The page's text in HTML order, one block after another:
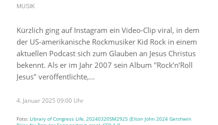
MUSIK
Kürzlich ging auf Instagram ein Video-Clip viral, in dem
der US-amerikanische Rockmusiker Kid Rock in einem
aktuellen Podcast sich zum Glauben an Jesus Christus
bekennt. Als er im Jahr 2007 sein Album "Rock’n’Roll
Jesus" veröffentlichte,…
4. Januar 2025 09:00 Uhr
Foto: Library of Congress Life 20240320SM2925 (Elton John 2024 Gershwin